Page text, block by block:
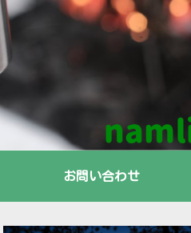
お問い合わせ